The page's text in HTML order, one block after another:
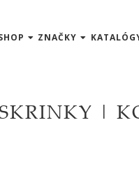
ZNAČKY
SKRINKY |